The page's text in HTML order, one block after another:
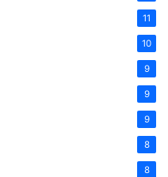
11
10
9
9
9
8
8